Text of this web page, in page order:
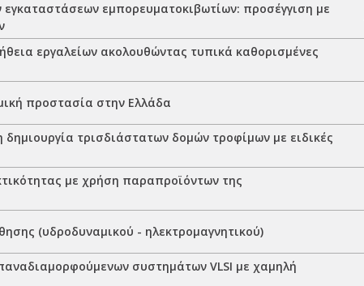
εμπορευματοκιβωτίων: προσέγγιση με
εργαλείων ακολουθώντας τυπικά καθορισμένες
προστασία στην Ελλάδα
τρισδιάστατων δομών τροφίμων με ειδικές
με χρήση παραπροϊόντων της
(υδροδυναμικού - ηλεκτρομαγνητικού)
συστημάτων VLSI με χαμηλή